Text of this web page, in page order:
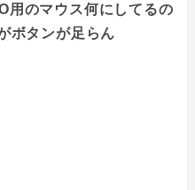
用のマウス何にしてるの
ボタンが足らん